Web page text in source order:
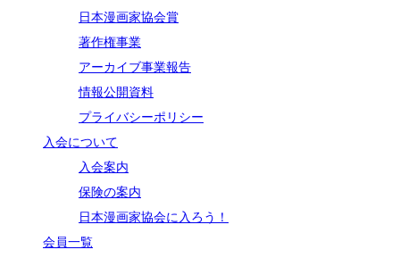
日本漫画家協会賞
著作権事業
アーカイブ事業報告
情報公開資料
プライバシーポリシー
入会について
入会案内
保険の案内
日本漫画家協会に入ろう！
会員一覧